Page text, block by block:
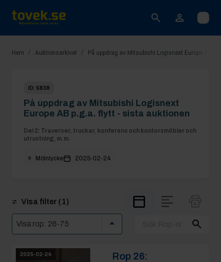
Öppna
Hem / Auktionsarkivet / På uppdrag av Mitsubishi Logisnext Europe AB
ID: 5838
På uppdrag av Mitsubishi Logisnext
Europe AB p.g.a. flytt - sista auktionen
Del 2: Traverser, truckar, konferens och kontorsmöbler och
utrustning, m.m.
Mölnlycke 2025-02-24
Visa filter (1)
2025-02-24
Rop 26: